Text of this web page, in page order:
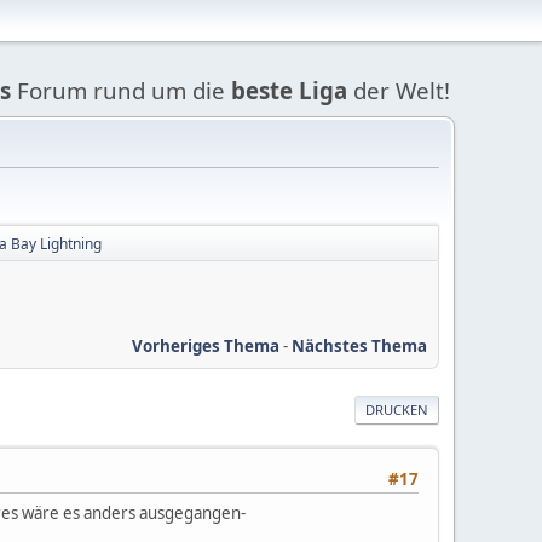
Forum rund um die beste Liga der Welt!
Bay Lightning
Vorheriges Thema - Nächstes Thema
DRUCKEN
#17
wäre es anders ausgegangen-